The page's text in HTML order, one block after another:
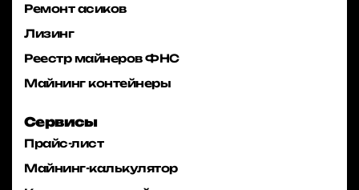
Ремонт асиков
Лизинг
Реестр майнеров ФНС
Майнинг контейнеры
Сервисы
Прайс-лист
Майнинг-калькулятор